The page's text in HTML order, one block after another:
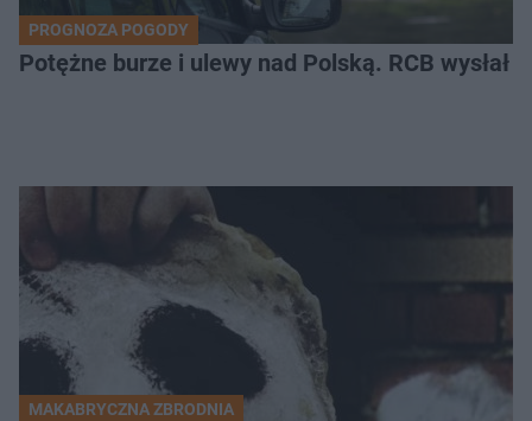
PROGNOZA POGODY
Potężne burze i ulewy nad Polską. RCB
MAKABRYCZNA ZBRODNIA